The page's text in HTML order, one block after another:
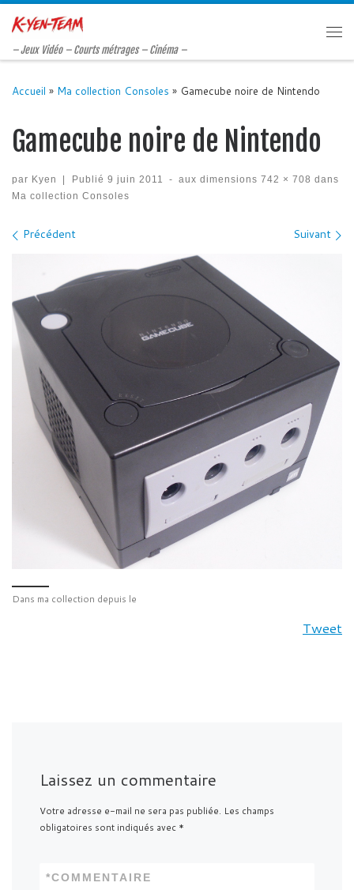
Passer au contenu
– Jeux Vidéo – Courts métrages – Cinéma –
Accueil » Ma collection Consoles » Gamecube noire de Nintendo
Gamecube noire de Nintendo
par Kyen | Publié 9 juin 2011 - aux dimensions 742 × 708 dans
Ma collection Consoles
Navigation des images
Précédent Suivant
Dans ma collection depuis le
Tweet
Laissez un commentaire
Votre adresse e-mail ne sera pas publiée. Les champs
obligatoires sont indiqués avec *
COMMENTAIRE
*